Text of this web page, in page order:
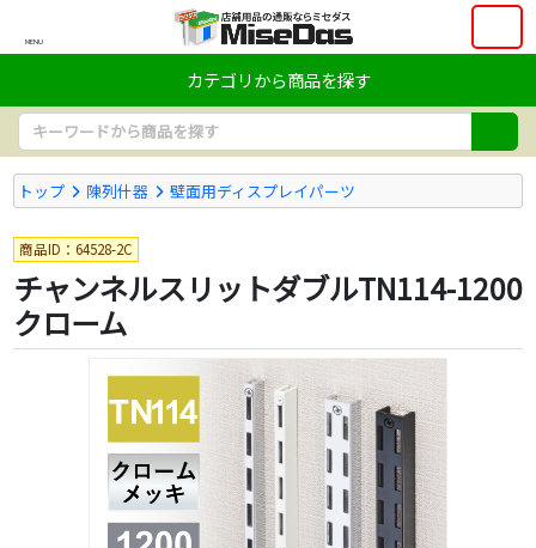
MENU
カテゴリから商品を探す
トップ 陳列什器 壁面用ディスプレイパーツ
商品ID：64528-2C
チャンネルスリットダブルTN114-1200
クローム